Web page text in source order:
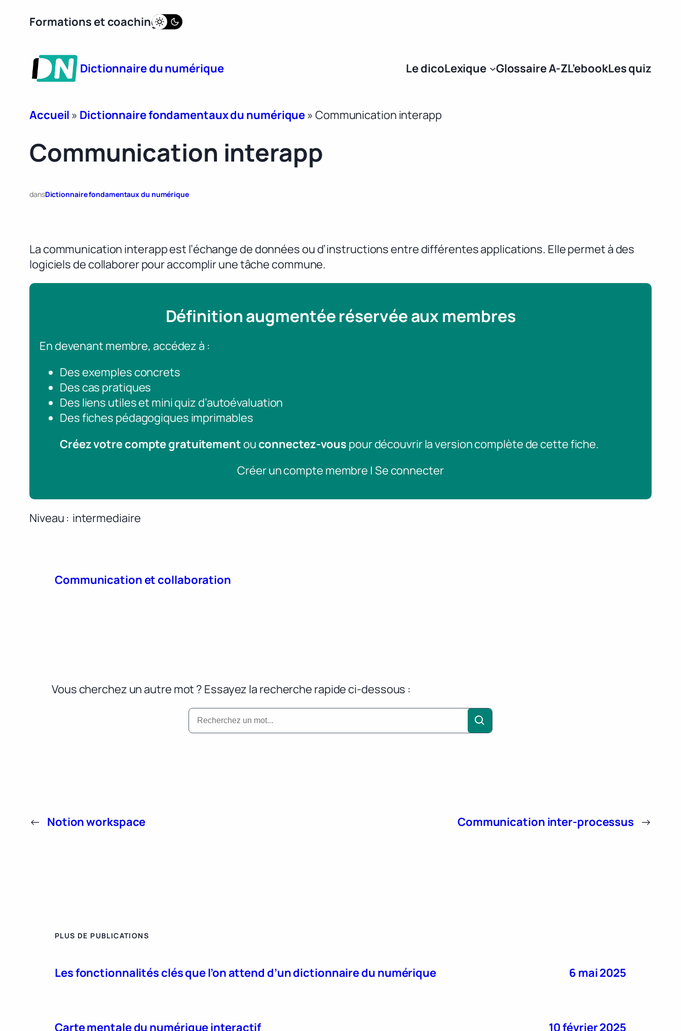
Formations et coaching
Dictionnaire du numérique Le dicoLexique Glossaire A-ZL’ebookLes quiz
Accueil » Dictionnaire fondamentaux du numérique» Communication interapp
Communication interapp
dansDictionnaire fondamentaux du numérique
La communication interapp est l’échange de données ou d’instructions entre différentes applications. Elle permet à des
logiciels de collaborer pour accomplir une tâche commune.
Définition augmentée réservée aux membres
En devenant membre, accédez à :
Des exemples concrets
Des cas pratiques
Des liens utiles et mini quiz d’autoévaluation
Des fiches pédagogiques imprimables
Créez votre compte gratuitement ou connectez-vous pour découvrir la version complète de cette fiche.
Créer un compte membre | Se connecter
Niveau intermediaire
Communication et collaboration
Vous cherchez un autre mot ? Essayez la recherche rapide ci-dessous :
← Notion workspace Communication inter-processus →
PLUS DE PUBLICATIONS
Les fonctionnalités clés que l’on attend d’un dictionnaire du numérique 6 mai 2025
Carte mentale du numérique interactif 10 février 2025